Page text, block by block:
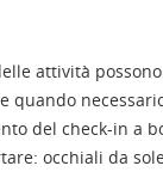
attività
quando
del check-in a
occhiali da